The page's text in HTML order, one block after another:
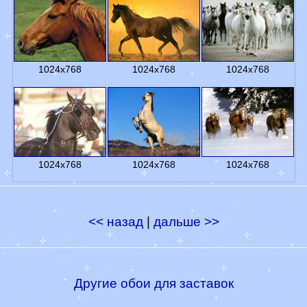
1024x768 1024x768 1024x768
1024x768 1024x768 1024x768
<< назад дальше >>
Другие обои для заставок